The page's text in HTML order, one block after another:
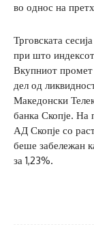
во однос на
Трговската
при што
Вкупниот
дел од
Македонски
банка Скопје. На
АД Скопје со
беше забележан
за 1,23%.